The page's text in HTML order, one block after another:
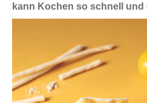
kann Kochen so schnell und